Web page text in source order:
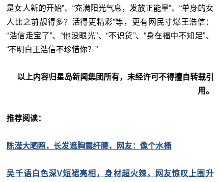
是女人新的开始”、“充满阳光气息，发放正能量”、“单身的女
人比之前靓得多？活得更精彩”等，更有网民寸爆王浩信：
“浩信走宝了”、“他没眼光”、“不识货”、“身在福中不知足”、
“不明白王浩信不珍惜你？”
以上内容归星岛新闻集团所有，未经许可不得擅自转载引
用。
推荐阅读：
陈滢大晒照，长发遮胸露纤腰，网友：像个水桶
吴千语白色深V短裙亮相，身材超火辣，网友惊叹上围升